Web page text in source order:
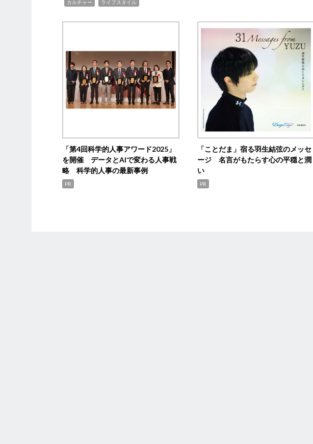
カルチャー ライフスタイル
「第4回科学的人事アワード2025」
を開催 データとAIで変わる人事戦
略 科学的人事の最新事例
PR
「ことだま」宿る羽生結弦のメッセ
ージ 名言がもたらす心の平穏と潤
い
PR